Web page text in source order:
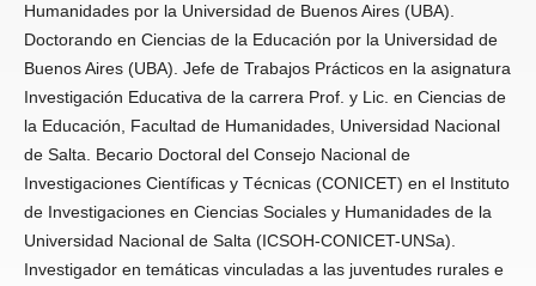
Humanidades por la Universidad de Buenos Aires (UBA).
Doctorando en Ciencias de la Educación por la Universidad de
Buenos Aires (UBA). Jefe de Trabajos Prácticos en la asignatura
Investigación Educativa de la carrera Prof. y Lic. en Ciencias de
la Educación, Facultad de Humanidades, Universidad Nacional
de Salta. Becario Doctoral del Consejo Nacional de
Investigaciones Científicas y Técnicas (CONICET) en el Instituto
de Investigaciones en Ciencias Sociales y Humanidades de la
Universidad Nacional de Salta (ICSOH-CONICET-UNSa).
Investigador en temáticas vinculadas a las juventudes rurales e